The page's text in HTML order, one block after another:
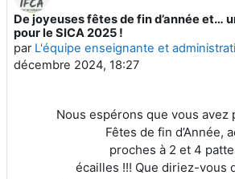
De joyeuses fêtes de fin d’année et…
pour le SICA 2025 !
par L'équipe enseignante et
décembre 2024, 18:27
Nombre de réponses : 0
Nous espérons que vous avez
Fêtes de fin d’Année,
proches à 2 et 4
écailles !!! Que diriez-vous